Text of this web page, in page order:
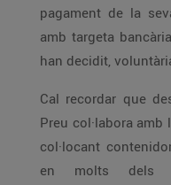
pagament de la
amb targeta
han decidit,
Cal recordar que
Preu col·labora
col·locant
en molts dels